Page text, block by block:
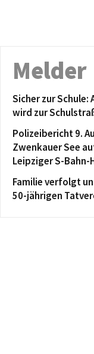
Melder
Sicher zur
wird zur
Polizeibericht 9.
Zwenkauer See
Leipziger S-
Familie verfolgt
50-jährigen